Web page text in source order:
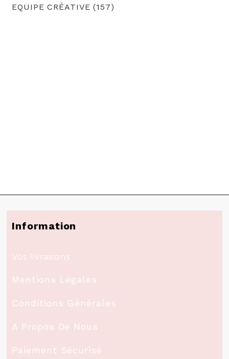
EQUIPE CRÉATIVE (157)
Information
Vos livraisons
Mentions Légales
Conditions Générales
A Propos De Nous
Paiement Sécurisé